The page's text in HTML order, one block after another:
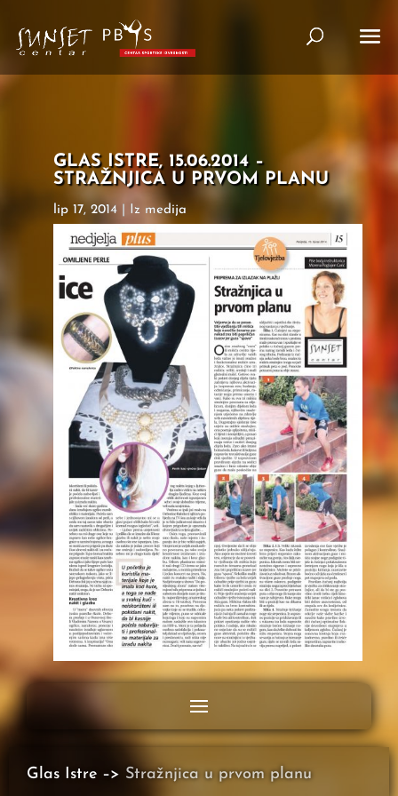
GLAS ISTRE, 15.06.2014 –
STRAŽNJICA U PRVOM PLANU
lip 17, 2014 Iz medija
Glas Istre –> Stražnjica u prvom planu